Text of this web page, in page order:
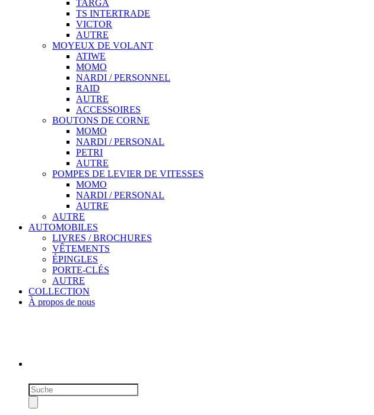
TARGA
TS INTERTRADE
VICTOR
AUTRE
MOYEUX DE VOLANT
ATIWE
MOMO
NARDI / PERSONNEL
RAID
AUTRE
ACCESSOIRES
BOUTONS DE CORNE
MOMO
NARDI / PERSONAL
PETRI
AUTRE
POMPES DE LEVIER DE VITESSES
MOMO
NARDI / PERSONAL
AUTRE
AUTRE
AUTOMOBILES
LIVRES / BROCHURES
VÊTEMENTS
ÉPINGLES
PORTE-CLÉS
AUTRE
COLLECTION
À propos de nous
Recherche
de
produits